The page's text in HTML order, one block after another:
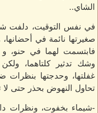
الشاي..
في نفس التوقيت، دلفت
صغيرتها نائمة في
فابتسمت لهما في حنو،
وشك تدثير كلتاهما،
غفلتها، وحدجتها بنظرات
تحاول النهوض بحذر حتى
-شيماء بخفوت، ونظرات